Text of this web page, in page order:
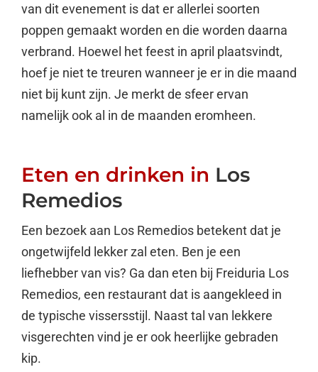
van dit evenement is dat er allerlei soorten
poppen gemaakt worden en die worden daarna
verbrand. Hoewel het feest in april plaatsvindt,
hoef je niet te treuren wanneer je er in die maand
niet bij kunt zijn. Je merkt de sfeer ervan
namelijk ook al in de maanden eromheen.
Eten en drinken in Los
Remedios
Een bezoek aan Los Remedios betekent dat je
ongetwijfeld lekker zal eten. Ben je een
liefhebber van vis? Ga dan eten bij Freiduria Los
Remedios, een restaurant dat is aangekleed in
de typische vissersstijl. Naast tal van lekkere
visgerechten vind je er ook heerlijke gebraden
kip.